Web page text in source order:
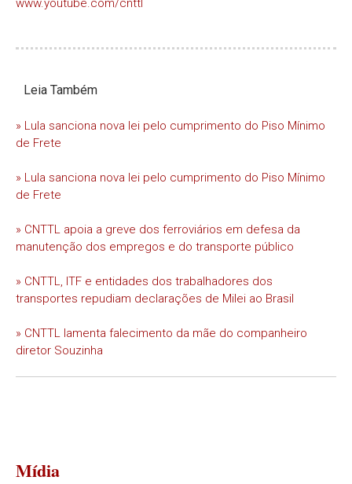
www.youtube.com/cnttl
Leia Também
» Lula sanciona nova lei pelo cumprimento do Piso Mínimo
de Frete
» Lula sanciona nova lei pelo cumprimento do Piso Mínimo
de Frete
» CNTTL apoia a greve dos ferroviários em defesa da
manutenção dos empregos e do transporte público
» CNTTL, ITF e entidades dos trabalhadores dos
transportes repudiam declarações de Milei ao Brasil
» CNTTL lamenta falecimento da mãe do companheiro
diretor Souzinha
Mídia